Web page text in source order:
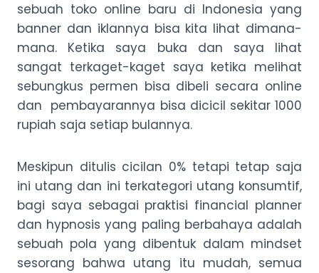
sebuah toko online baru di Indonesia yang
banner dan iklannya bisa kita lihat dimana-
mana. Ketika saya buka dan saya lihat
sangat terkaget-kaget saya ketika melihat
sebungkus permen bisa dibeli secara online
dan pembayarannya bisa dicicil sekitar 1000
rupiah saja setiap bulannya.
Meskipun ditulis cicilan 0% tetapi tetap saja
ini utang dan ini terkategori utang konsumtif,
bagi saya sebagai praktisi financial planner
dan hypnosis yang paling berbahaya adalah
sebuah pola yang dibentuk dalam mindset
sesorang bahwa utang itu mudah, semua